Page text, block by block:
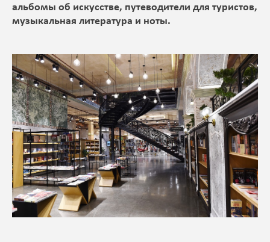
альбомы об искусстве, путеводители для туристов,
музыкальная литература и ноты.